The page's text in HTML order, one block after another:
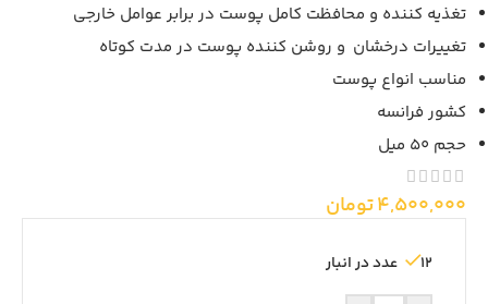
تغذیه کننده و محافظت کامل پوست در برابر عوامل خارجی
تغییرات درخشان و روشن کننده پوست در مدت کوتاه
مناسب انواع پوست
کشور فرانسه
حجم 50 میل
4,500,000تومان
12 عدد در انبار